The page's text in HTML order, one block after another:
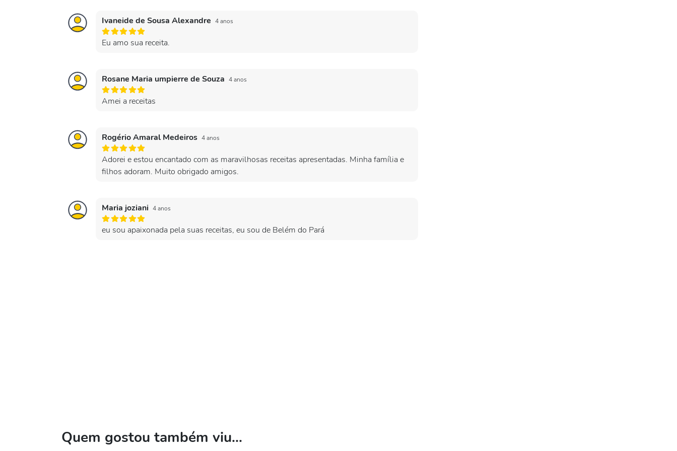
Ivaneide de Sousa Alexandre 4 anos
Eu amo sua receita.
Rosane Maria umpierre de Souza 4 anos
Amei a receitas
Rogério Amaral Medeiros 4 anos
Adorei e estou encantado com as maravilhosas receitas apresentadas. Minha família e
filhos adoram. Muito obrigado amigos.
Maria joziani 4 anos
eu sou apaixonada pela suas receitas, eu sou de Belém do Pará
Quem gostou também viu...